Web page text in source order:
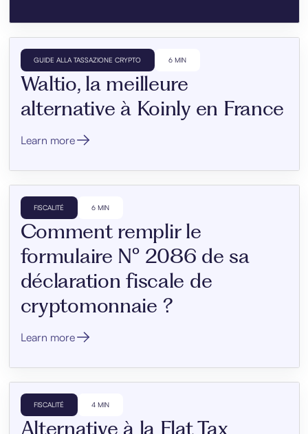
GUIDE ALLA TASSAZIONE CRYPTO 6 MIN
Waltio, la meilleure
alternative à Koinly en France
Learn more
FISCALITÉ 6 MIN
Comment remplir le
formulaire N° 2086 de sa
déclaration fiscale de
cryptomonnaie ?
Learn more
FISCALITÉ 4 MIN
Alternative à la Flat Tax